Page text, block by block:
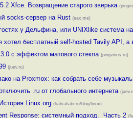
Xfce. Возвращение старого зверька
socks-сервер на Rust (eax.me)
у Дельфина, или UNIXlike система
хотел бесплатный self-hosted Tavily API, а
с эффектом матового стекла (pingvinus.ru)
(juev.ru)
на Proxmox: как собрать себе
.ru от глобального интернета
Linux.org (habrahabr.ru/blog/linux)
Response: системный подход. Часть 2